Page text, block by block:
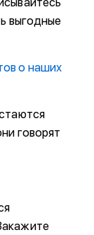
выгодные
о наших
говорят